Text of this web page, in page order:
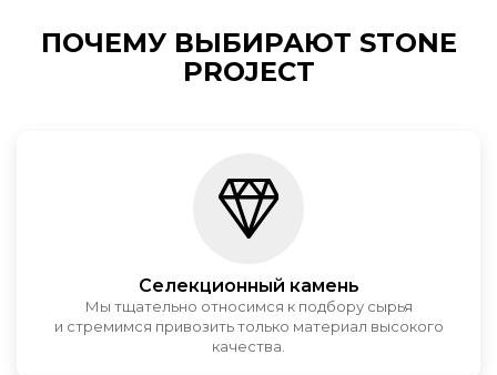
ПОЧЕМУ ВЫБИРАЮТ STONE
PROJECT
Селекционный камень
Мы тщательно относимся к подбору сырья
и стремимся привозить только материал высокого
качества.